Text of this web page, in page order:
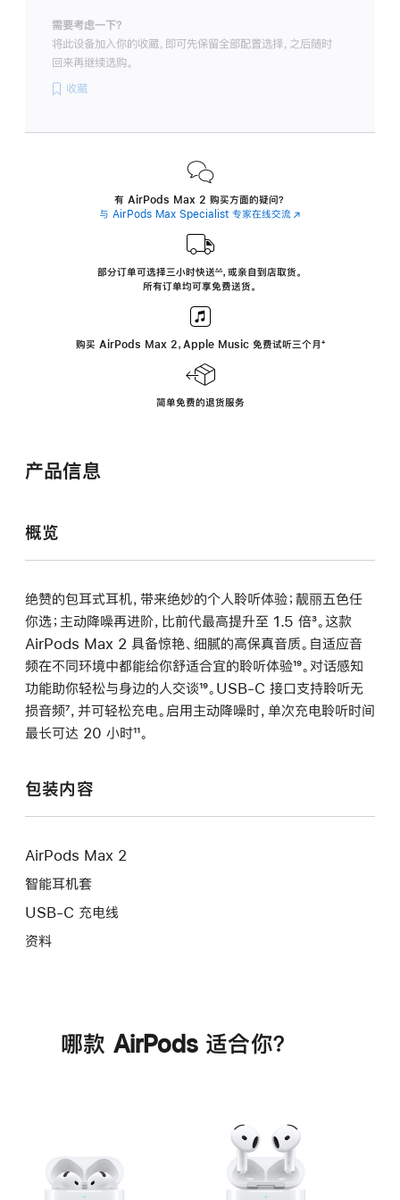
需要考虑一下？
将此设备加入你的收藏，即可先保留全部配置选择，之后随时
回来再继续选购。
收藏
有 AirPods Max 2 购买方面的疑问？
与 AirPods Max Specialist 专家在线交流(在
中
部分订单可选择三小时快送∆∆， 或亲自到店取货。
所有订单均可享免费送货。
购买 AirPods Max 2，Apple Music 免费试听三个月 ‍脚
‍⁺
简单免费的退货服务
产品信息
概览
绝赞的包耳式耳机，带来绝妙的个人聆听体验；靓丽五色任
你选；主动降噪再进阶，比前代最高提升至 1.5 倍脚
注
³。这款
AirPods Max 2 具备惊艳、细腻的高保真音质。自适应音
频在不同环境中都能给你舒适合宜的聆听体验脚
注
¹⁹。对话感知
功能助你轻松与身边的人交谈脚
注
¹⁹。USB-C 接口支持聆听无
损音频脚
注
⁷，并可轻松充电。启用主动降噪时，单次充电聆听时间
最长可达 20 小时脚
¹¹。
包装内容
AirPods Max 2
智能耳机套
USB-C 充电线
资料
哪款 AirPods 适合你？